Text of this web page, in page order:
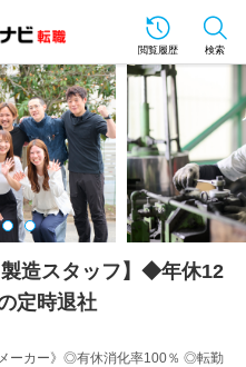
閲覧履歴 検索
造スタッフ】◆年休12
定時退社
メーカー》◎有休消化率100％ ◎転勤